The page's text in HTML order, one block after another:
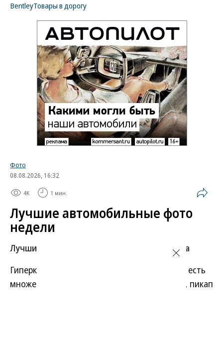
BentleyТовары в дорогу
Фото
08.08.2026, 16:32
4K 1 мин.
Лучшие автомобильные фото
недели
Лучшие фотографии 3 — 8 августа 2026 года
Гиперкар Bugatti Destrier, в облике которого есть
множество отсылок к легендарному Type 57, пикап